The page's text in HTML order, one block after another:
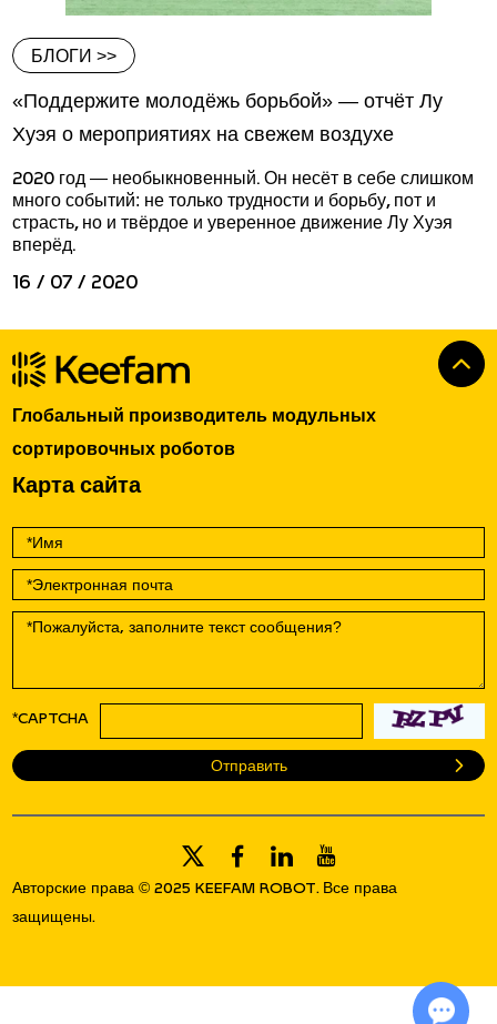
БЛОГИ >>
«Поддержите молодёжь борьбой» — отчёт Лу
Хуэя о мероприятиях на свежем воздухе
2020 год — необыкновенный. Он несёт в себе слишком
много событий: не только трудности и борьбу, пот и
страсть, но и твёрдое и уверенное движение Лу Хуэя
вперёд.
16 / 07 / 2020
Глобальный производитель модульных
сортировочных роботов
Карта сайта
*CAPTCHA
Авторские права © 2025 KEEFAM ROBOT. Все права
защищены.